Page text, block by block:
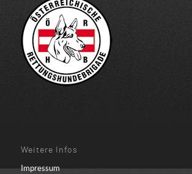
Weitere Infos
Impressum